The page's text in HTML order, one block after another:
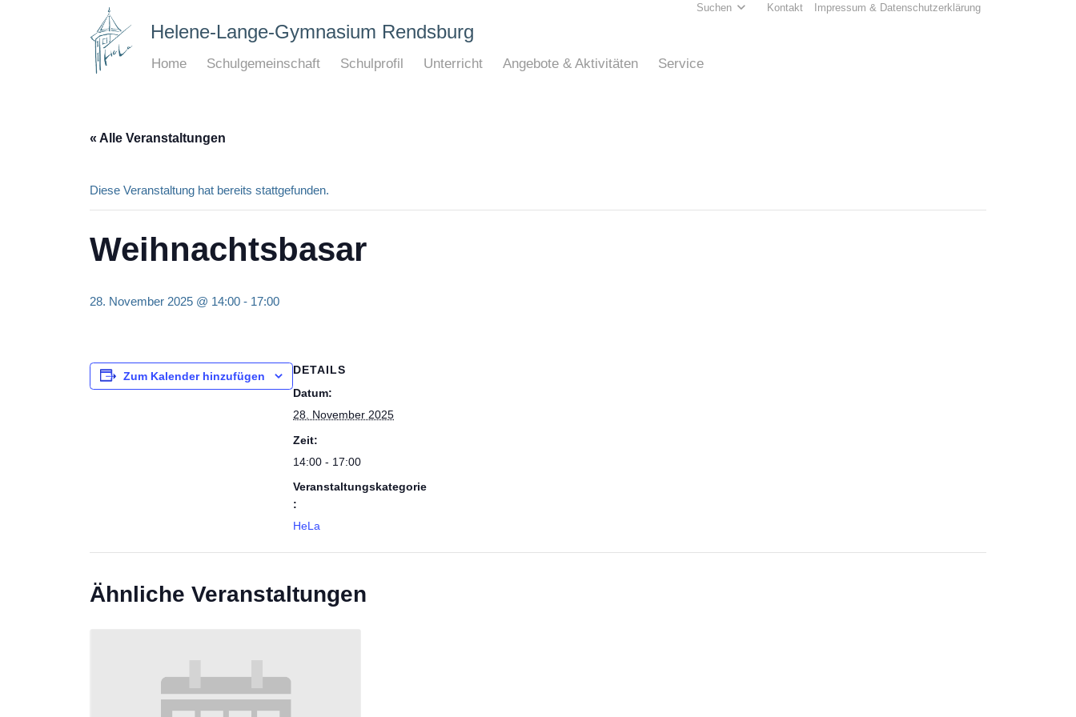
Suchen Kontakt Impressum & Datenschutzerklärung
Helene-Lange-Gymnasium Rendsburg
Home Schulgemeinschaft Schulprofil Unterricht Angebote & Aktivitäten Service
« Alle Veranstaltungen
Diese Veranstaltung hat bereits stattgefunden.
Weihnachtsbasar
28. November 2025 @ 14:00 - 17:00
Zum Kalender hinzufügen
DETAILS
Datum:
28. November 2025
Zeit:
14:00 - 17:00
Veranstaltungskategorie
:
HeLa
Ähnliche Veranstaltungen